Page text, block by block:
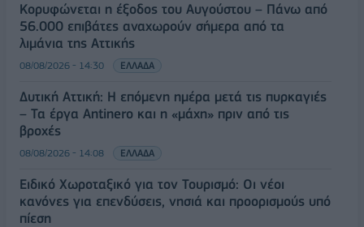
Κορυφώνεται η έξοδος του Αυγούστου – Πάνω από
56.000 επιβάτες αναχωρούν σήμερα από τα
λιμάνια της Αττικής
08/08/2026 - 14:30 ΕΛΛΑΔΑ
Δυτική Αττική: Η επόμενη ημέρα μετά τις πυρκαγιές
– Τα έργα Antinero και η «μάχη» πριν από τις
βροχές
08/08/2026 - 14:08 ΕΛΛΑΔΑ
Ειδικό Χωροταξικό για τον Τουρισμό: Οι νέοι
κανόνες για επενδύσεις, νησιά και προορισμούς υπό
πίεση